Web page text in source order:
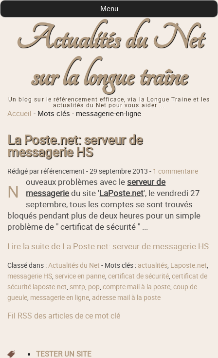
Actualités du Net
sur la longue traîne
Un blog sur le référencement efficace, via la Longue Traine et les
actualités du Net pour vous aider ...
Menu
Accueil - Mots clés - messagerie-en-ligne
La Poste.net: serveur de
messagerie HS
Rédigé par référencement -29 septembre 2013 - 1 commentaire
N ouveaux problèmes avec le serveur de
messageriedu site 'LaPoste.net', le vendredi 27
septembre, tous les comptes se sont trouvés
bloqués pendant plus de deux heures pour un simple
problème de " certificat de sécurité " ...
Lire la suite de La Poste.net: serveur de messagerie HS
Classé dans :Actualités du Net - Mots clés : actualités, Laposte.net,
messagerie HS, service en panne,certificat de sécurité,certificat de
sécurité laposte.net, smtp, pop,compte mail à la poste,coup de
gueule, messagerie en ligne, adresse mail à la poste
Fil RSS des articles de ce mot clé
TESTER UN SITE